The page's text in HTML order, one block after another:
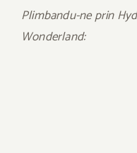
Plimbandu-ne prin
Wonderland: